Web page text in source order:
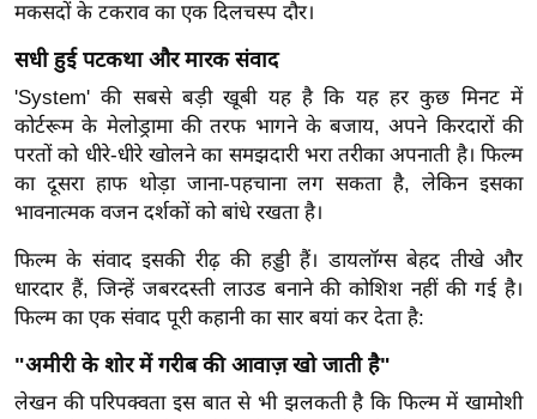
र्ल्ड
न्यू
ज
ब्री
फ
म
नो
रं
ज
न
ग
त
मकसदों के टकराव का एक दिलचस्प दौर।
सधी हुई पटकथा और मारक संवाद
'System' की सबसे बड़ी खूबी यह है कि यह हर कुछ मिनट में
कोर्टरूम के मेलोड्रामा की तरफ भागने के बजाय, अपने किरदारों की
परतों को धीरे-धीरे खोलने का समझदारी भरा तरीका अपनाती है। फिल्म
का दूसरा हाफ थोड़ा जाना-पहचाना लग सकता है, लेकिन इसका
भावनात्मक वजन दर्शकों को बांधे रखता है।
फिल्म के संवाद इसकी रीढ़ की हड्डी हैं। डायलॉग्स बेहद तीखे और
धारदार हैं, जिन्हें जबरदस्ती लाउड बनाने की कोशिश नहीं की गई है।
फिल्म का एक संवाद पूरी कहानी का सार बयां कर देता है:
"अमीरी के शोर में गरीब की आवाज़ खो जाती है"
लेखन की परिपक्वता इस बात से भी झलकती है कि फिल्म में खामोशी